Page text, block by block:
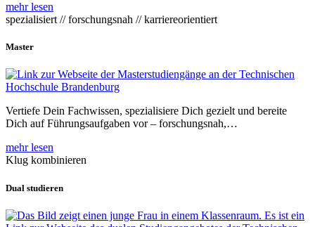
mehr lesen
spezialisiert // forschungsnah // karriereorientiert
Master
Vertiefe Dein Fachwissen, spezialisiere Dich gezielt und bereite
Dich auf Führungsaufgaben vor – forschungsnah,…
mehr lesen
Klug kombinieren
Dual studieren